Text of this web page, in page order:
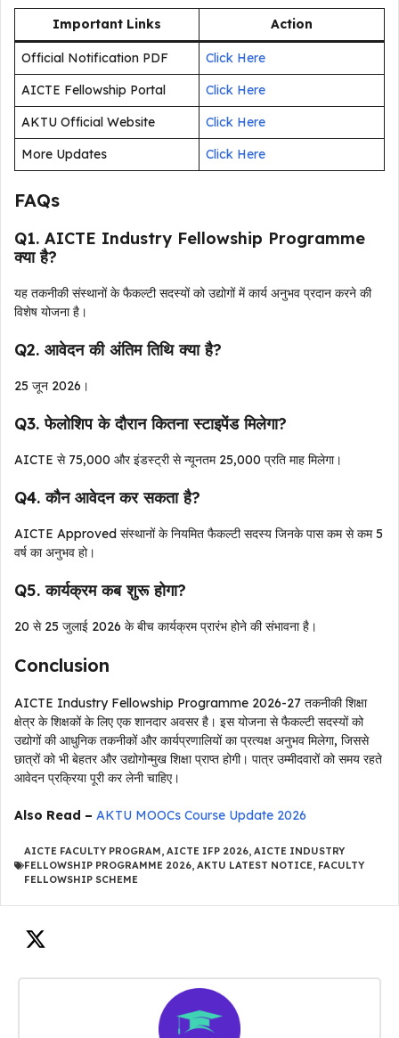
Important Links Action
Official Notification PDF
Click Here
AICTE Fellowship Portal
Click Here
AKTU Official Website
Click Here
More Updates
Click Here
FAQs
Q1. AICTE Industry Fellowship Programme
क्या है?
यह तकनीकी संस्थानों के फैकल्टी सदस्यों को उद्योगों में कार्य अनुभव प्रदान करने की
विशेष योजना है।
Q2. आवेदन की अंतिम तिथि क्या है?
25 जून 2026।
Q3. फेलोशिप के दौरान कितना स्टाइपेंड मिलेगा?
AICTE से ₹75,000 और इंडस्ट्री से न्यूनतम ₹25,000 प्रति माह मिलेगा।
Q4. कौन आवेदन कर सकता है?
AICTE Approved संस्थानों के नियमित फैकल्टी सदस्य जिनके पास कम से कम 5
वर्ष का अनुभव हो।
Q5. कार्यक्रम कब शुरू होगा?
20 से 25 जुलाई 2026 के बीच कार्यक्रम प्रारंभ होने की संभावना है।
Conclusion
AICTE Industry Fellowship Programme 2026-27 तकनीकी शिक्षा
क्षेत्र के शिक्षकों के लिए एक शानदार अवसर है। इस योजना से फैकल्टी सदस्यों को
उद्योगों की आधुनिक तकनीकों और कार्यप्रणालियों का प्रत्यक्ष अनुभव मिलेगा, जिससे
छात्रों को भी बेहतर और उद्योगोन्मुख शिक्षा प्राप्त होगी। पात्र उम्मीदवारों को समय रहते
आवेदन प्रक्रिया पूरी कर लेनी चाहिए।
Also Read – AKTU MOOCs Course Update 2026
AICTE FACULTY PROGRAM, AICTE IFP 2026, AICTE INDUSTRY
FELLOWSHIP PROGRAMME 2026, AKTU LATEST NOTICE, FACULTY
FELLOWSHIP SCHEME